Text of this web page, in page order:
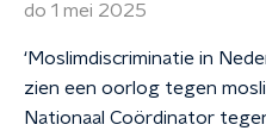
do 1 mei 2025
‘Moslimdiscriminatie in
zien een oorlog tegen
Nationaal Coördinator